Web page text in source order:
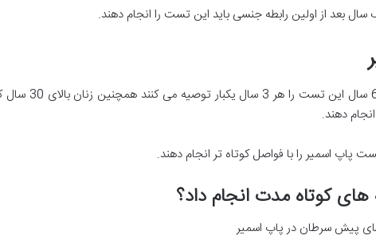
پاپ اسمیر را با فواصل کوتاه تر انجام دهند.
کوتاه مدت انجام داد؟
پیش سرطان در پاپ اسمیر